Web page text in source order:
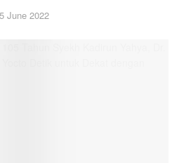
June 2022